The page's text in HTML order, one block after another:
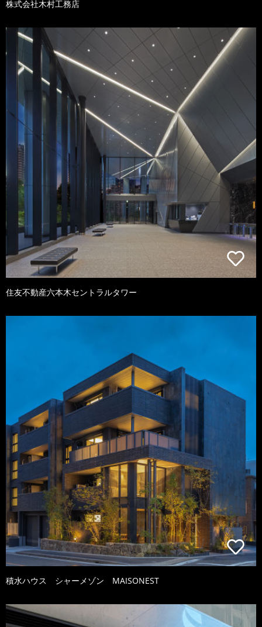
株式会社木村工務店
住友不動産六本木セントラルタワー
積水ハウス シャーメゾン MAISONEST